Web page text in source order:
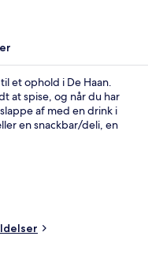
et ophold i De Haan.
at spise, og når du har
af med en drink i
en snackbar/deli, en